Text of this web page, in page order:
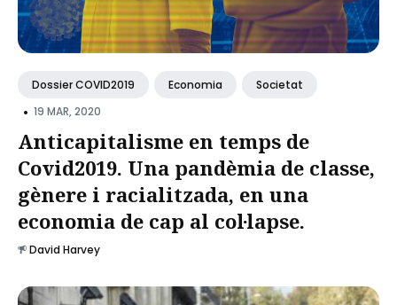
Dossier COVID2019 Economia Societat
• 19 MAR, 2020
Anticapitalisme en temps de
Covid2019. Una pandèmia de classe,
gènere i racialitzada, en una
economia de cap al col·lapse.
David Harvey